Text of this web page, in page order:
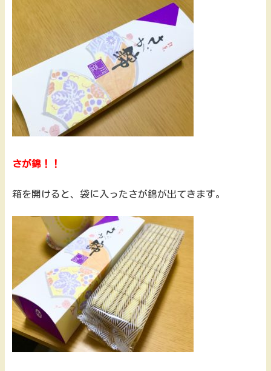
さが錦！！
箱を開けると、袋に入ったさが錦が出てきます。